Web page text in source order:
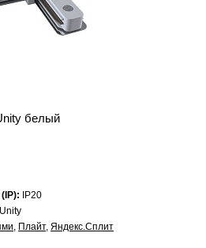
белый
IP20
, Плайт, Яндекс.Сплит